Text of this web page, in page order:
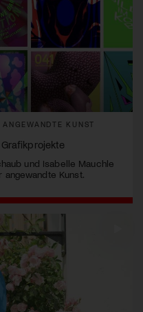
KUNST
und Isabelle Mauchle
Kunst.